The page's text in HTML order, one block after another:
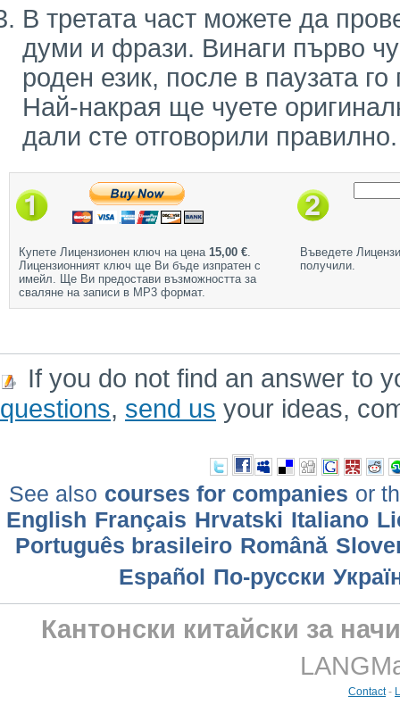
В третата част можете да
думи и фрази. Винаги първо
роден език, после в паузата
Най-накрая ще чуете
дали сте отговорили правилно.
Купете Лицензионен ключ на цена 15,00 €.
Лицензионният ключ ще Ви бъде изпратен с
имейл. Ще Ви предостави възможността за
сваляне на записи в МР3 формат.
Въведете
получили.
If you do not find an answer to
questions, send us your ideas,
See also courses for companies or
English Français Hrvatski Italiano
Português brasileiro Română
Еspañol По-русски
Кантонски китайски за
Contact-